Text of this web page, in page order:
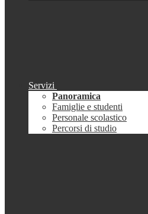
Servizi
Panoramica
Famiglie e studenti
Personale scolastico
Percorsi di studio